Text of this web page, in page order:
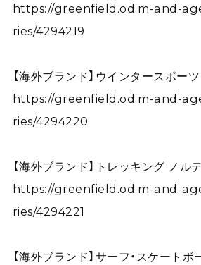
https://greenfield.od.m-and-
ries/4294219
【海外ブランド】ウインタースポーツ
https://greenfield.od.m-and-
ries/4294220
【海外ブランド】トレッキング ノル
https://greenfield.od.m-and-
ries/4294221
【海外ブランド】サーフ・スケートボ